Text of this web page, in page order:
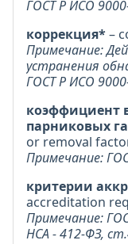
ГОСТ Р ИСО
коррекция*–
Примечание:
устранения
ГОСТ Р ИСО
коэффициент
парниковых
or removal
Примечание:
критерии
accreditation
Примечание:
НСА - 412-ФЗ,